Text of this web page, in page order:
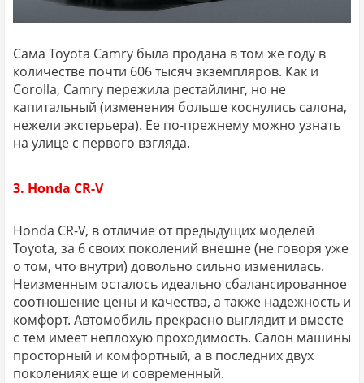
Сама Toyota Camry была продана в том же году в
количестве почти 606 тысяч экземпляров. Как и
Corolla, Camry пережила рестайлинг, но не
капитальный (изменения больше коснулись салона,
нежели экстерьера). Ее по-прежнему можно узнать
на улице с первого взгляда.
3. Honda CR-V
Honda CR-V, в отличие от предыдущих моделей
Toyota, за 6 своих поколений внешне (не говоря уже
о том, что внутри) довольно сильно изменилась.
Неизменным осталось идеально сбалансированное
соотношение цены и качества, а также надежность и
комфорт. Автомобиль прекрасно выглядит и вместе
с тем имеет неплохую проходимость. Салон машины
просторный и комфортный, а в последних двух
поколениях еще и современный.